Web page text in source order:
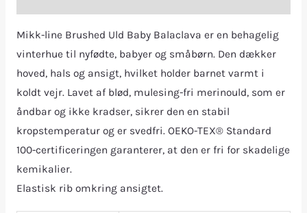
Mikk-line Brushed Uld Baby Balaclava er en behagelig
vinterhue til nyfødte, babyer og småbørn. Den dækker
hoved, hals og ansigt, hvilket holder barnet varmt i
koldt vejr. Lavet af blød, mulesing-fri merinould, som er
åndbar og ikke kradser, sikrer den en stabil
kropstemperatur og er svedfri. OEKO-TEX® Standard
100-certificeringen garanterer, at den er fri for skadelige
kemikalier.
Elastisk rib omkring ansigtet.